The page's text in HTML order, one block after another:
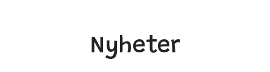
Nyheter